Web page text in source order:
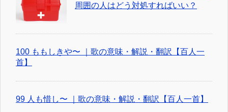
周囲の人はどう対処すればいい？
100 ももしきや〜 ｜歌の意味・解説・翻訳【百人一
首】
99 人も惜し〜 ｜歌の意味・解説・翻訳【百人一首】